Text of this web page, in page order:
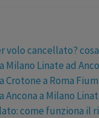
volo cancellato?
Milano Linate ad
Crotone a Roma
Ancona a Milano
come funziona il